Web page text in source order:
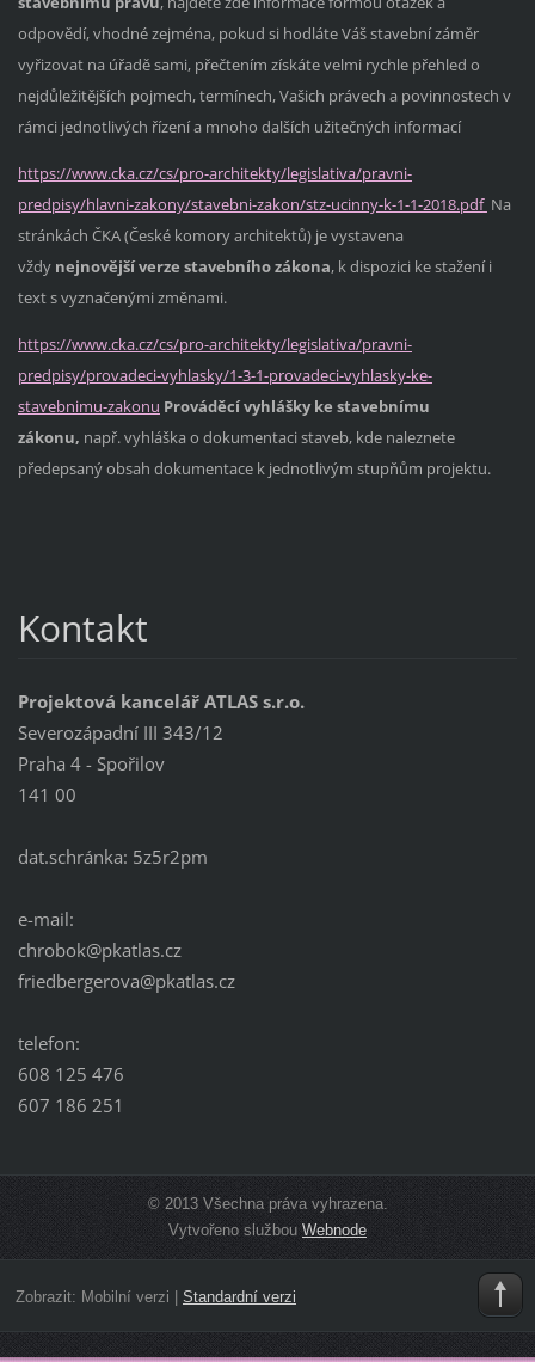
odpovědí, vhodné zejména, pokud si hodláte Váš stavební záměr
vyřizovat na úřadě sami, přečtením získáte velmi rychle přehled o
nejdůležitějších pojmech, termínech, Vašich právech a povinnostech v
rámci jednotlivých řízení a mnoho dalších užitečných informací
https://www.cka.cz/cs/pro-architekty/legislativa/pravni-
predpisy/hlavni-zakony/stavebni-zakon/stz-ucinny-k-1-1-2018.pdf Na
stránkách ČKA (České komory architektů) je vystavena
vždy nejnovější verze stavebního zákona, k dispozici ke stažení i
text s vyznačenými změnami.
https://www.cka.cz/cs/pro-architekty/legislativa/pravni-
predpisy/provadeci-vyhlasky/1-3-1-provadeci-vyhlasky-ke-
stavebnimu-zakonu Prováděcí vyhlášky ke stavebnímu
zákonu, např. vyhláška o dokumentaci staveb, kde naleznete
předepsaný obsah dokumentace k jednotlivým stupňům projektu.
Kontakt
Projektová kancelář ATLAS s.r.o.
Severozápadní III 343/12
Praha 4 - Spořilov
141 00
dat.schránka: 5z5r2pm
e-mail:
chrobok@pkatlas.cz
friedbergerova@pkatlas.cz
telefon:
608 125 476
607 186 251
© 2013 Všechna práva vyhrazena.
Vytvořeno službou Webnode
Zobrazit: Mobilní verzi | Standardní verzi